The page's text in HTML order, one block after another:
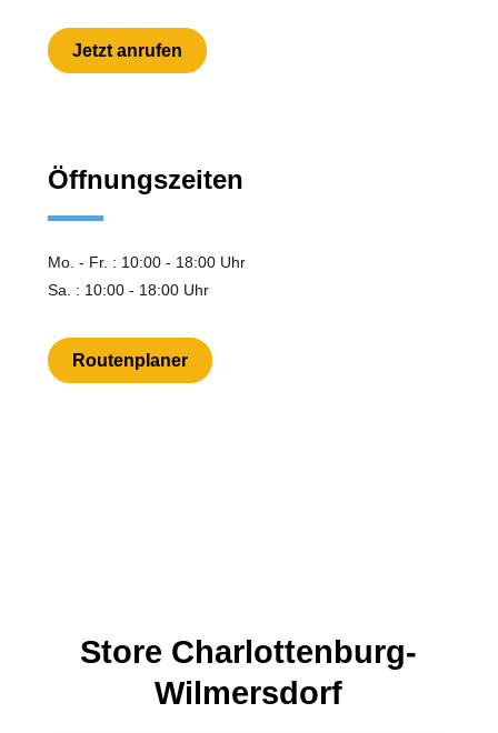
Jetzt anrufen
Öffnungszeiten
Mo. - Fr. : 10:00 - 18:00 Uhr
Sa. : 10:00 - 18:00 Uhr
Routenplaner
Store Charlottenburg-
Wilmersdorf